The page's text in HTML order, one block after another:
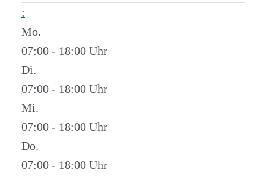
:
Mo.
07:00 - 18:00
Di.
07:00 - 18:00
Mi.
07:00 - 18:00
Do.
07:00 - 18:00